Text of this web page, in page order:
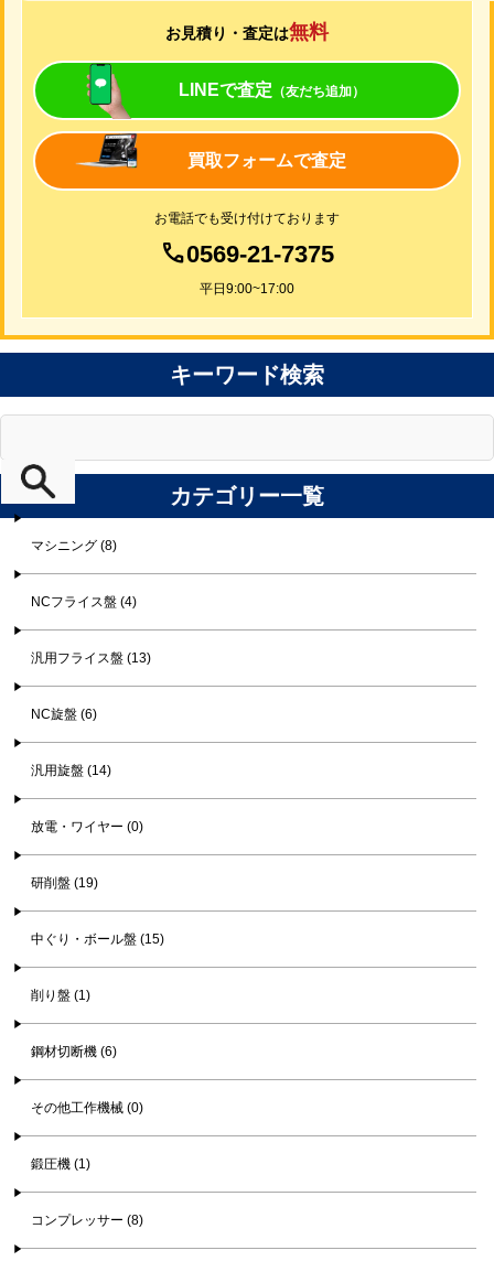
お見積り・査定は無料
LINEで査定 （友だち追加）
買取フォームで査定
お電話でも受け付けております
0569-21-7375
平日9:00~17:00
キーワード検索
カテゴリー一覧
マシニング (8)
NCフライス盤 (4)
汎用フライス盤 (13)
NC旋盤 (6)
汎用旋盤 (14)
放電・ワイヤー (0)
研削盤 (19)
中ぐり・ボール盤 (15)
削り盤 (1)
鋼材切断機 (6)
その他工作機械 (0)
鍛圧機 (1)
コンプレッサー (8)